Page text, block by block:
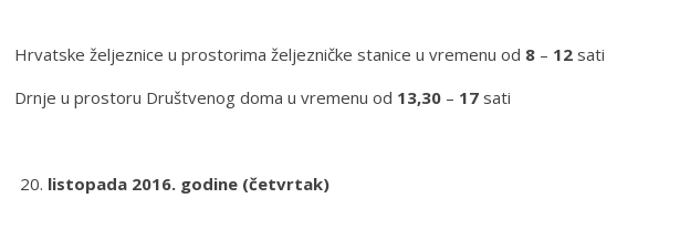
Hrvatske željeznice u prostorima željezničke stanice u vremenu od 8 – 12sati
Drnje u prostoru Društvenog doma u vremenu od 13,30 – 17sati
listopada 2016. godine (četvrtak)